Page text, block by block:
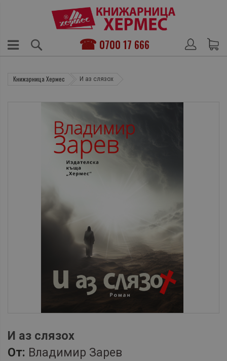
0700 17 666
Книжарница Хермес И аз слязох
И аз слязох
От: Владимир Зарев